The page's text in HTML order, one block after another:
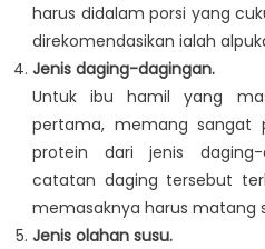
harus didalam porsi yang
direkomendasikan ialah
Jenis daging-dagingan.
Untuk ibu hamil yang
pertama, memang sangat
protein dari jenis daging-
catatan daging tersebut
memasaknya harus matang
Jenis olahan susu.